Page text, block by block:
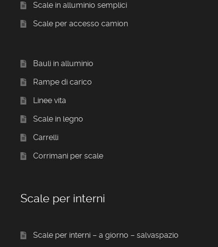
Scale in alluminio semplici
Scale per accesso camion
Bauli in alluminio
Rampe di carico
Linee vita
Scale in legno
Carrelli
Corrimani per scale
Scale per interni
Scale per interni – a giorno – salvaspazio